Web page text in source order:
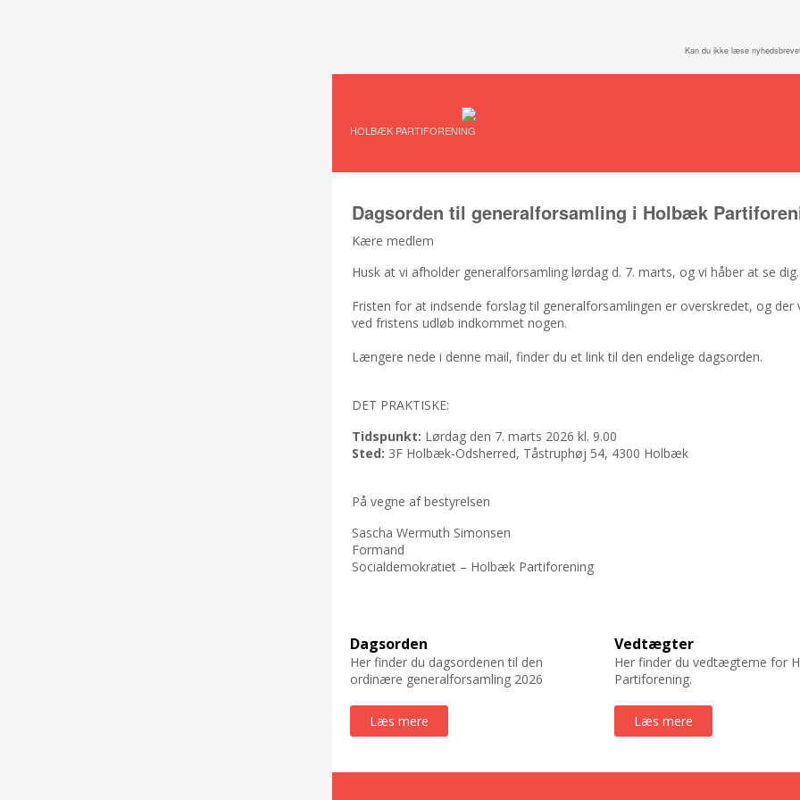
Kan du ikke læse
HOLBÆK PARTIFORENING
Dagsorden til generalforsamling i Holbæk
Kære medlem
Husk at vi afholder generalforsamling lørdag d. 7. marts, og vi håber at se dig.
Fristen for at indsende forslag til generalforsamlingen er overskredet, og der
ved fristens udløb indkommet nogen.
Længere nede i denne mail, finder du et link til den endelige dagsorden.
DET PRAKTISKE:
Tidspunkt: Lørdag den 7. marts 2026 kl. 9.00
Sted: 3F Holbæk-Odsherred, Tåstruphøj 54, 4300 Holbæk
På vegne af bestyrelsen
Sascha Wermuth Simonsen
Formand
Socialdemokratiet – Holbæk Partiforening
Dagsorden
Her finder du dagsordenen til den
ordinære generalforsamling 2026
Læs mere
Vedtægter
Her finder du vedtægterne for
Partiforening.
Læs mere